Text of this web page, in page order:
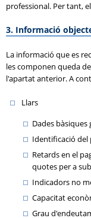
professional. Per tant,
3. Informació
La informació que es
les componen queda
l'apartat anterior. A
Llars
Dades
Identificació del
Retards en el
quotes per a
Indicadors no
Capacitat
Grau